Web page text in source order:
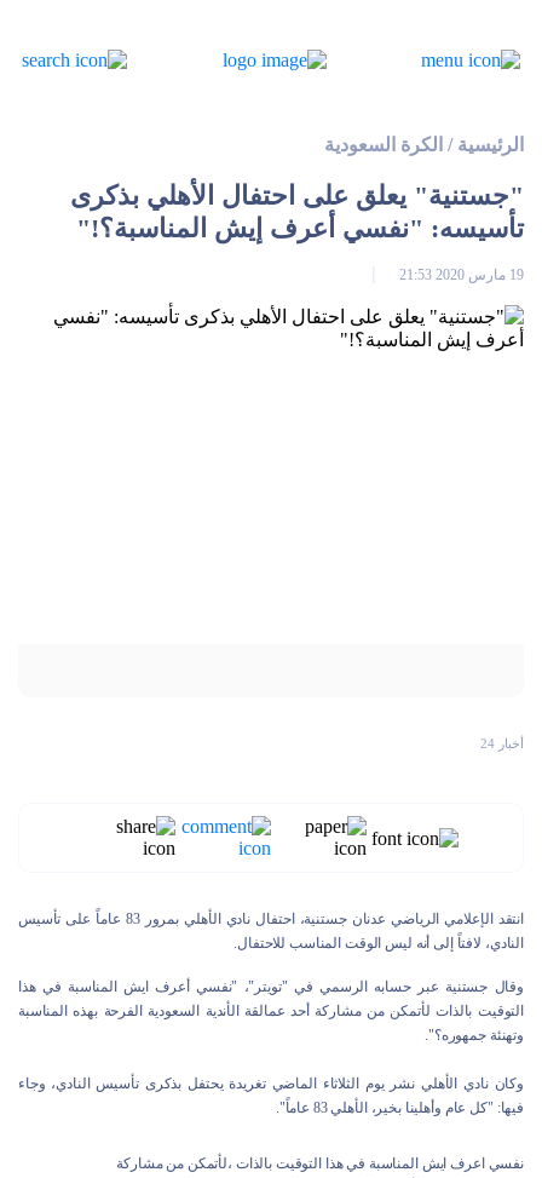
الرئيسية / الكرة السعودية
"جستنية" يعلق على احتفال الأهلي بذكرى
تأسيسه: "نفسي أعرف إيش المناسبة؟!"
19 مارس 2020 21:53
أخبار 24
انتقد الإعلامي الرياضي عدنان جستنية، احتفال نادي الأهلي بمرور 83 عاماً على تأسيس
النادي، لافتاً إلى أنه ليس الوقت المناسب للاحتفال.
وقال جستنية عبر حسابه الرسمي في "تويتر"، "نفسي أعرف ايش المناسبة في هذا
التوقيت بالذات لأتمكن من مشاركة أحد عمالقة الأندية السعودية الفرحة بهذه المناسبة
وتهنئة جمهوره؟".
وكان نادي الأهلي نشر يوم الثلاثاء الماضي تغريدة يحتفل بذكرى تأسيس النادي، وجاء
فيها: "كل عام وأهلينا بخير، الأهلي 83 عاماً".
نفسي اعرف ايش المناسبة في هذا التوقيت بالذات ،لأتمكن من مشاركة